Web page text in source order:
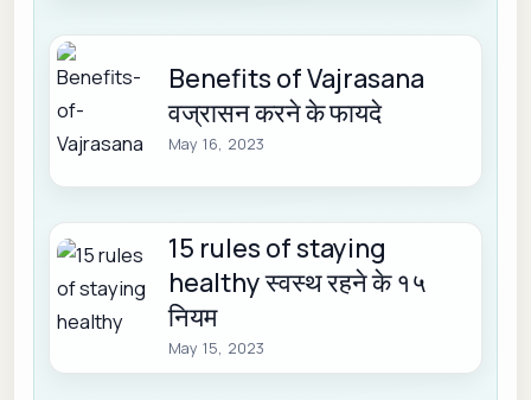
Benefits of Vajrasana
वज्रासन करने के फायदे
May 16, 2023
15 rules of staying
healthy स्वस्थ रहने के १५
नियम
May 15, 2023